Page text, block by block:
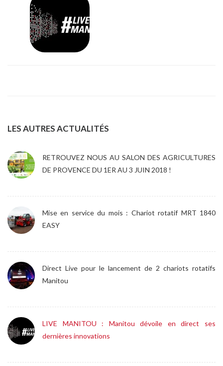
LES AUTRES ACTUALITÉS
RETROUVEZ NOUS AU SALON DES AGRICULTURES
DE PROVENCE DU 1ER AU 3 JUIN 2018 !
Mise en service du mois : Chariot rotatif MRT 1840
EASY
Direct Live pour le lancement de 2 chariots rotatifs
Manitou
LIVE MANITOU : Manitou dévoile en direct ses
dernières innovations